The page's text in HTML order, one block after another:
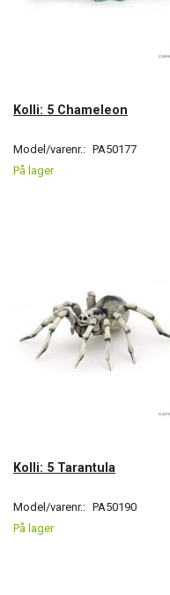
Kolli: 5 Chameleon
Model/varenr.: PA50177
På lager
Kolli: 5 Tarantula
Model/varenr.: PA50190
På lager